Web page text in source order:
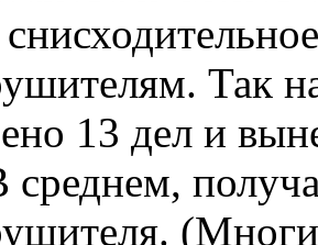
Так
13 дел и
среднем,